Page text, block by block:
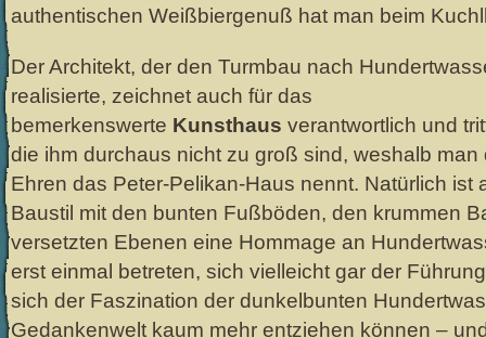
authentischen Weißbiergenuß hat man beim
Der Architekt, der den Turmbau nach
realisierte, zeichnet auch für das
bemerkenswerte Kunsthaus verantwortlich und
die ihm durchaus nicht zu groß sind, weshalb
Ehren das Peter-Pelikan-Haus nennt. Natürlich ist
Baustil mit den bunten Fußböden, den krummen
versetzten Ebenen eine Hommage an
erst einmal betreten, sich vielleicht gar der
sich der Faszination der dunkelbunten
Gedankenwelt kaum mehr entziehen können –